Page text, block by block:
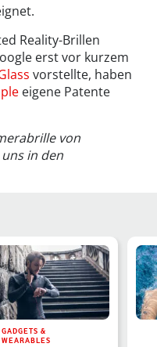
Reality-Brillen
erst vor kurzem
vorstellte, haben
eigene Patente
von
in den
GADGETS &
WEARABLES